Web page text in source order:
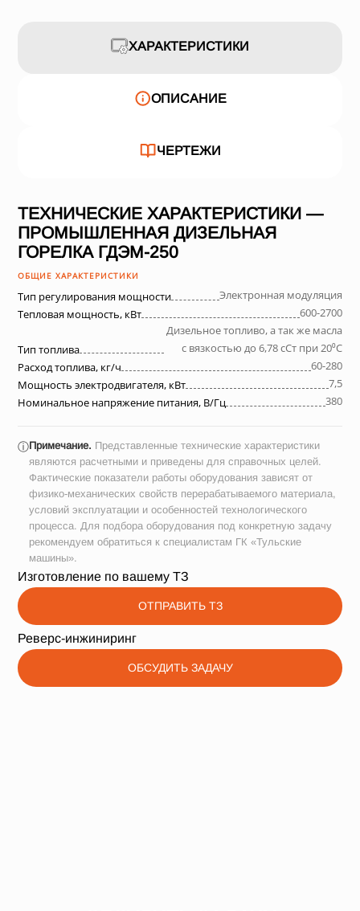
ХАРАКТЕРИСТИКИ
ОПИСАНИЕ
ЧЕРТЕЖИ
ТЕХНИЧЕСКИЕ ХАРАКТЕРИСТИКИ —
ПРОМЫШЛЕННАЯ ДИЗЕЛЬНАЯ
ГОРЕЛКА ГДЭМ-250
ОБЩИЕ ХАРАКТЕРИСТИКИ
Тип регулирования мощности
Электронная модуляция
Тепловая мощность, кВт
600-2700
Тип топлива
Дизельное топливо, а так же масла
с вязкостью до 6,78 сСт при 20⁰С
Расход топлива, кг/ч
60-280
Мощность электродвигателя, кВт
7,5
Номинальное напряжение питания, В/Гц
380
ⓘПримечание. Представленные технические характеристики
являются расчетными и приведены для справочных целей.
Фактические показатели работы оборудования зависят от
физико-механических свойств перерабатываемого материала,
условий эксплуатации и особенностей технологического
процесса. Для подбора оборудования под конкретную задачу
рекомендуем обратиться к специалистам ГК «Тульские
машины».
Изготовление по вашему ТЗ
ОТПРАВИТЬ ТЗ
Реверс-инжиниринг
ОБСУДИТЬ ЗАДАЧУ